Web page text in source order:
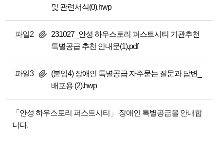
및 관련서식(0).hwp
파일2
231027_안성 하우스토리 퍼스트시티 기관추천
특별공급 추천 안내문(1).pdf
파일3
(붙임4) 장애인 특별공급 자주묻는 질문과 답변_
배포용 (2).hwp
「안성 하우스토리 퍼스트시티」 장애인 특별공급을 안내합
니다.